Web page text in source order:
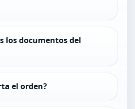
los documentos del
el orden?